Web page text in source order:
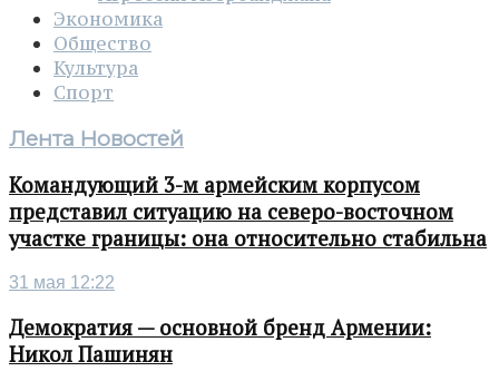
Экономика
Общество
Культура
Спорт
Лента Новостей
Командующий 3-м армейским корпусом
представил ситуацию на северо-восточном
участке границы: она относительно стабильна
31 мая 12:22
Демократия — основной бренд Армении:
Никол Пашинян